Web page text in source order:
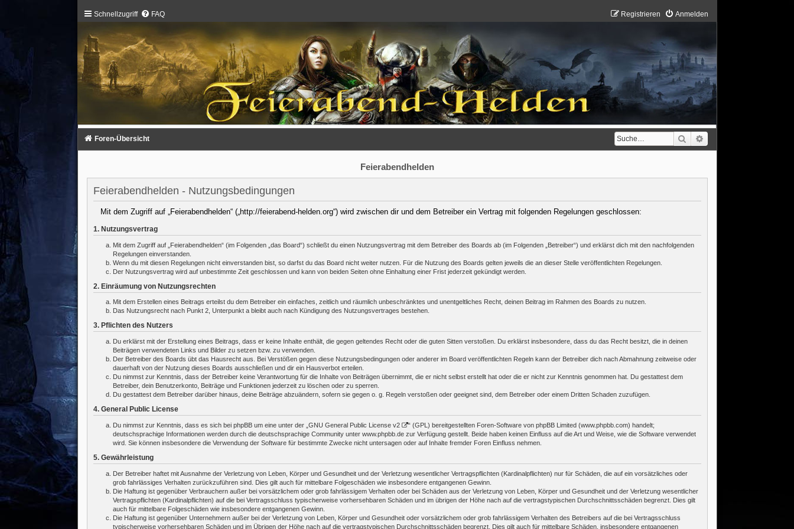
Schnellzugriff FAQ Anmelden
Registrieren
Suche
Foren-Übersicht
Feierabendhelden
Feierabendhelden - Nutzungsbedingungen
Mit dem Zugriff auf „Feierabendhelden“ („http://feierabend-helden.org“) wird zwischen dir und dem Betreiber ein Vertrag mit folgenden Regelungen geschlossen:
1. Nutzungsvertrag
Mit dem Zugriff auf „Feierabendhelden“ (im Folgenden „das Board“) schließt du einen Nutzungsvertrag mit dem Betreiber des Boards ab (im Folgenden „Betreiber“) und erklärst dich mit den nachfolgenden
Regelungen einverstanden.
Wenn du mit diesen Regelungen nicht einverstanden bist, so darfst du das Board nicht weiter nutzen. Für die Nutzung des Boards gelten jeweils die an dieser Stelle veröffentlichten Regelungen.
Der Nutzungsvertrag wird auf unbestimmte Zeit geschlossen und kann von beiden Seiten ohne Einhaltung einer Frist jederzeit gekündigt werden.
2. Einräumung von Nutzungsrechten
Mit dem Erstellen eines Beitrags erteilst du dem Betreiber ein einfaches, zeitlich und räumlich unbeschränktes und unentgeltliches Recht, deinen Beitrag im Rahmen des Boards zu nutzen.
Das Nutzungsrecht nach Punkt 2, Unterpunkt a bleibt auch nach Kündigung des Nutzungsvertrages bestehen.
3. Pflichten des Nutzers
Du erklärst mit der Erstellung eines Beitrags, dass er keine Inhalte enthält, die gegen geltendes Recht oder die guten Sitten verstoßen. Du erklärst insbesondere, dass du das Recht besitzt, die in deinen
Beiträgen verwendeten Links und Bilder zu setzen bzw. zu verwenden.
Der Betreiber des Boards übt das Hausrecht aus. Bei Verstößen gegen diese Nutzungsbedingungen oder anderer im Board veröffentlichten Regeln kann der Betreiber dich nach Abmahnung zeitweise oder
dauerhaft von der Nutzung dieses Boards ausschließen und dir ein Hausverbot erteilen.
Du nimmst zur Kenntnis, dass der Betreiber keine Verantwortung für die Inhalte von Beiträgen übernimmt, die er nicht selbst erstellt hat oder die er nicht zur Kenntnis genommen hat. Du gestattest dem
Betreiber, dein Benutzerkonto, Beiträge und Funktionen jederzeit zu löschen oder zu sperren.
Du gestattest dem Betreiber darüber hinaus, deine Beiträge abzuändern, sofern sie gegen o. g. Regeln verstoßen oder geeignet sind, dem Betreiber oder einem Dritten Schaden zuzufügen.
4. General Public License
Du nimmst zur Kenntnis, dass es sich bei phpBB um eine unter der „ GNU General Public License v2
“ (GPL) bereitgestellten Foren-Software von phpBB Limited (www.phpbb.com) handelt;
deutschsprachige Informationen werden durch die deutschsprachige Community unter www.phpbb.de zur Verfügung gestellt. Beide haben keinen Einfluss auf die Art und Weise, wie die Software verwendet
wird. Sie können insbesondere die Verwendung der Software für bestimmte Zwecke nicht untersagen oder auf Inhalte fremder Foren Einfluss nehmen.
5. Gewährleistung
Der Betreiber haftet mit Ausnahme der Verletzung von Leben, Körper und Gesundheit und der Verletzung wesentlicher Vertragspflichten (Kardinalpflichten) nur für Schäden, die auf ein vorsätzliches oder
grob fahrlässiges Verhalten zurückzuführen sind. Dies gilt auch für mittelbare Folgeschäden wie insbesondere entgangenen Gewinn.
Die Haftung ist gegenüber Verbrauchern außer bei vorsätzlichem oder grob fahrlässigem Verhalten oder bei Schäden aus der Verletzung von Leben, Körper und Gesundheit und der Verletzung wesentlicher
Vertragspflichten (Kardinalpflichten) auf die bei Vertragsschluss typischerweise vorhersehbaren Schäden und im übrigen der Höhe nach auf die vertragstypischen Durchschnittsschäden begrenzt. Dies gilt
auch für mittelbare Folgeschäden wie insbesondere entgangenen Gewinn.
Die Haftung ist gegenüber Unternehmern außer bei der Verletzung von Leben, Körper und Gesundheit oder vorsätzlichem oder grob fahrlässigem Verhalten des Betreibers auf die bei Vertragsschluss
typischerweise vorhersehbaren Schäden und im Übrigen der Höhe nach auf die vertragstypischen Durchschnittsschäden begrenzt. Dies gilt auch für mittelbare Schäden, insbesondere entgangenen